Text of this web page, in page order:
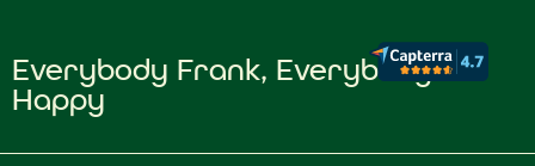
Everybody Frank, Everybody
Happy